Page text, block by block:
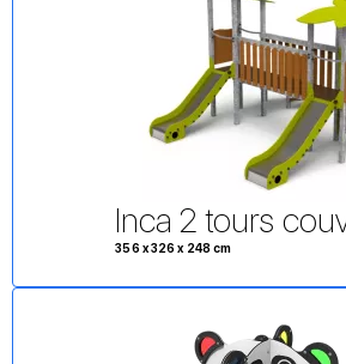
Inca 2 tours
356 x 326 x 248 cm